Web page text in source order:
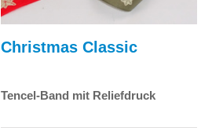
Christmas Classic
Tencel-Band mit Reliefdruck